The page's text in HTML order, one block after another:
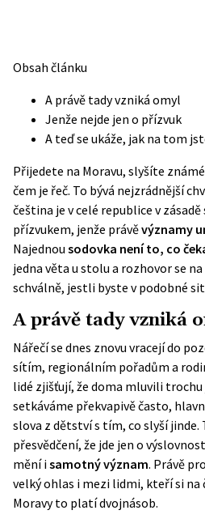
Obsah článku
A právě tady vzniká omyl
Jenže nejde jen o přízvuk
A teď se ukáže, jak na tom
Přijedete na Moravu, slyšíte
čem je řeč. To bývá nejzrádnější
čeština je v celé republice v
přízvukem, jenže právěvýznamy
Najednou sodovka není to, co
jedna věta u stolu a rozhovor se
schválně, jestli byste v podobné
A právě tady vzniká
Nářečí se dnes znovu vracejí do
sítím, regionálním pořadům a
lidé zjišťují, že doma mluvili trochu
setkáváme překvapivě často,
slova z dětství s tím, co slyší jinde.
přesvědčení, že jde jen o
mění isamotný význam. Právě
velký ohlas i mezi lidmi, kteří si na
Moravy to platí dvojnásob.